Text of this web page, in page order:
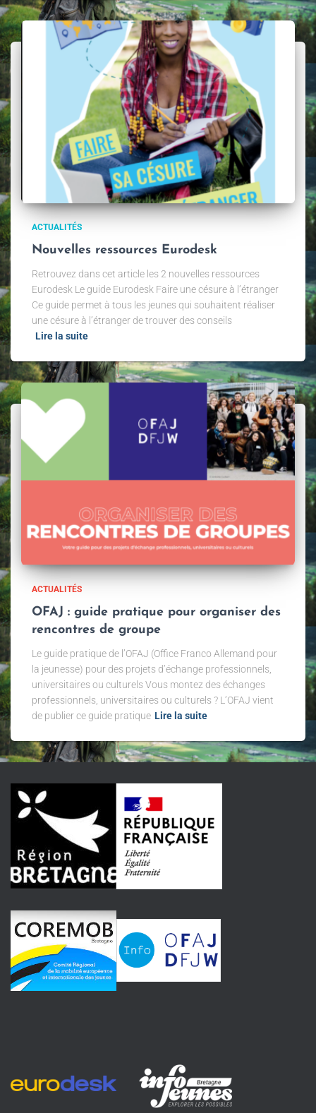
ACTUALITÉS
Nouvelles ressources Eurodesk
Retrouvez dans cet article les 2 nouvelles ressources
Eurodesk Le guide Eurodesk Faire une césure à l’étranger
Ce guide permet à tous les jeunes qui souhaitent réaliser
une césure à l’étranger de trouver des conseils
Lire la suite
ACTUALITÉS
OFAJ : guide pratique pour organiser des
rencontres de groupe
Le guide pratique de l’OFAJ (Office Franco Allemand pour
la jeunesse) pour des projets d’échange professionnels,
universitaires ou culturels Vous montez des échanges
professionnels, universitaires ou culturels ? L’OFAJ vient
de publier ce guide pratique Lire la suite